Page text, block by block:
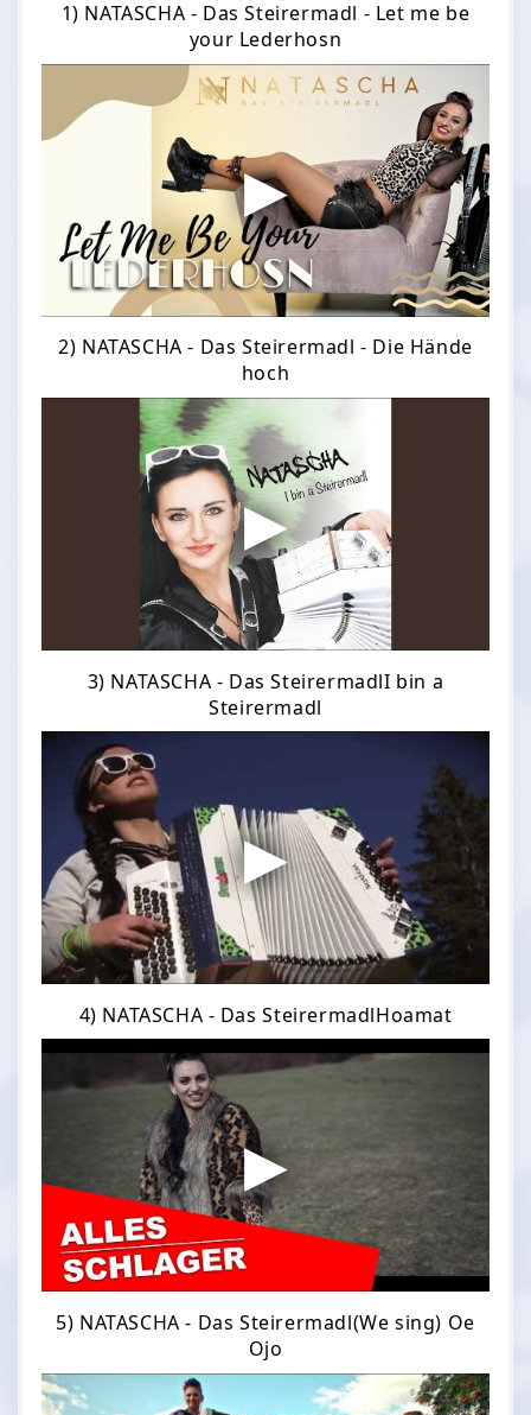
1) NATASCHA - Das Steirermadl - Let me be
your Lederhosn
2) NATASCHA - Das Steirermadl - Die Hände
hoch
3) NATASCHA - Das SteirermadlI bin a
Steirermadl
4) NATASCHA - Das SteirermadlHoamat
5) NATASCHA - Das Steirermadl(We sing) Oe
Ojo